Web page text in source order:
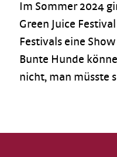
Im Sommer 2024
Green Juice
Festivals eine
Bunte Hunde
nicht, man müsste